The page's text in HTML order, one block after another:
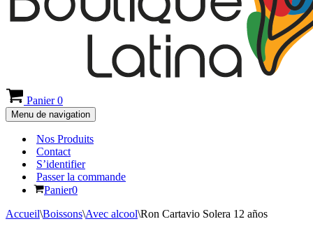
Panier0
Menu de navigation
Nos Produits
Contact
S’identifier
Passer la commande
Panier0
Accueil\Boissons\Avec alcool\Ron Cartavio Solera 12 años